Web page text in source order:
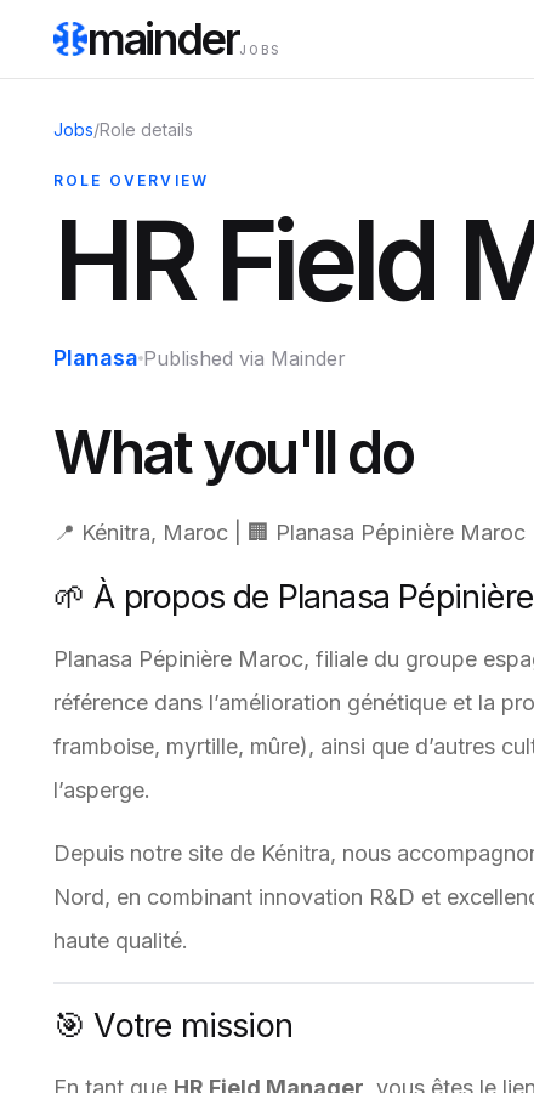
mainderJOBS
Jobs/Role details
ROLE OVERVIEW
HR Field
Planasa Published via Mainder
What you'll do
📍 Kénitra, Maroc | 🏢 Planasa Pépinière Maroc
🌱 À propos de Planasa
Planasa Pépinière Maroc, filiale du groupe
référence dans l’amélioration génétique et la
framboise, myrtille, mûre), ainsi que d’autres
l’asperge.
Depuis notre site de Kénitra, nous
Nord, en combinant innovation R&D et
haute qualité.
🎯 Votre mission
En tant que HR Field Manager, vous êtes le